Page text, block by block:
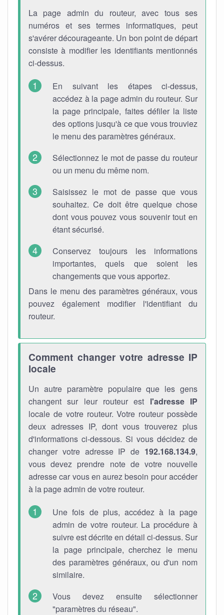
La page admin du routeur, avec tous ses
numéros et ses termes informatiques, peut
s'avérer décourageante. Un bon point de départ
consiste à modifier les identifiants mentionnés
ci-dessus.
En suivant les étapes ci-dessus,
accédez à la page admin du routeur. Sur
la page principale, faites défiler la liste
des options jusqu'à ce que vous trouviez
le menu des paramètres généraux.
Sélectionnez le mot de passe du routeur
ou un menu du même nom.
Saisissez le mot de passe que vous
souhaitez. Ce doit être quelque chose
dont vous pouvez vous souvenir tout en
étant sécurisé.
Conservez toujours les informations
importantes, quels que soient les
changements que vous apportez.
Dans le menu des paramètres généraux, vous
pouvez également modifier l'identifiant du
routeur.
Comment changer votre adresse IP
locale
Un autre paramètre populaire que les gens
changent sur leur routeur est l'adresse IP
locale de votre routeur. Votre routeur possède
deux adresses IP, dont vous trouverez plus
d'informations ci-dessous. Si vous décidez de
changer votre adresse IP de 192.168.134.9,
vous devez prendre note de votre nouvelle
adresse car vous en aurez besoin pour accéder
à la page admin de votre routeur.
Une fois de plus, accédez à la page
admin de votre routeur. La procédure à
suivre est décrite en détail ci-dessus. Sur
la page principale, cherchez le menu
des paramètres généraux, ou d'un nom
similaire.
Vous devez ensuite sélectionner
"paramètres du réseau".